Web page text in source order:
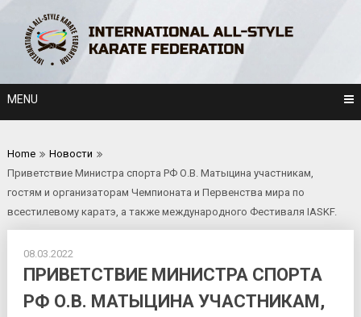
content
MENU
Home
Новости
Приветствие Министра спорта РФ О.В. Матыцина участникам,
гостям и организаторам Чемпионата и Первенства мира по
всестилевому каратэ, а также международного Фестиваля IASKF.
08.03.2022
ПРИВЕТСТВИЕ МИНИСТРА СПОРТА
РФ О.В. МАТЫЦИНА УЧАСТНИКАМ,